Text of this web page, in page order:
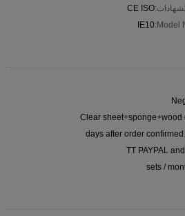
CE ISO
Model
IE10
Clear sheet+sponge+wood
TT PAYPAL